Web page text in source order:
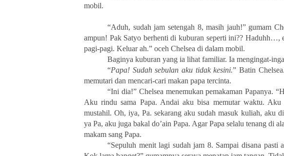
mobil.
“Aduh, sudah jam setengah 8, masih jauh!” gumam
ampun! Pak Satyo berhenti di kuburan seperti ini?? Haduhh…,
pagi-pagi. Keluar ah.” oceh Chelsea di dalam mobil.
Baginya kuburan yang ia lihat familiar. Ia mengingat-
“Papa! Sudah sebulan aku tidak kesini.” Batin
memutari dan mencari-cari makan papa tercinta.
“Ini dia!” Chelsea menemukan pemakaman Papanya.
Aku rindu sama Papa. Andai aku bisa memutar waktu.
mustahil. Oh, iya, Pa. sekarang aku sudah masuk kuliah, aku
ya Pa, aku juga bakal do’ain Papa. Agar Papa selalu tenang di
makam sang Papa.
“Sepuluh menit lagi sudah jam 8. Sampai disana pasti